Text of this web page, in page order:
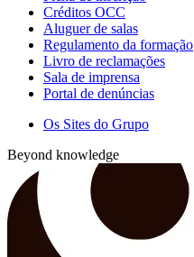
Créditos OCC
Aluguer de salas
Regulamento da formação
Livro de reclamações
Sala de imprensa
Portal de denúncias
Os Sites do Grupo
Beyond knowledge